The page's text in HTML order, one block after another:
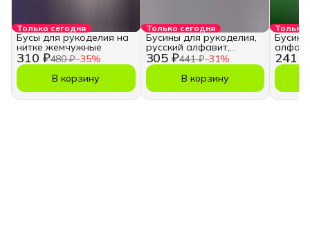
Только сегодня
310 ₽480 ₽−35%
Бусы для рукоделия на
нитке жемчужные
В корзину
Только сегодня
305 ₽441 ₽−31%
Бусины для рукоделия,
русский алфавит,
кубики
В корзину
Только
241 ₽